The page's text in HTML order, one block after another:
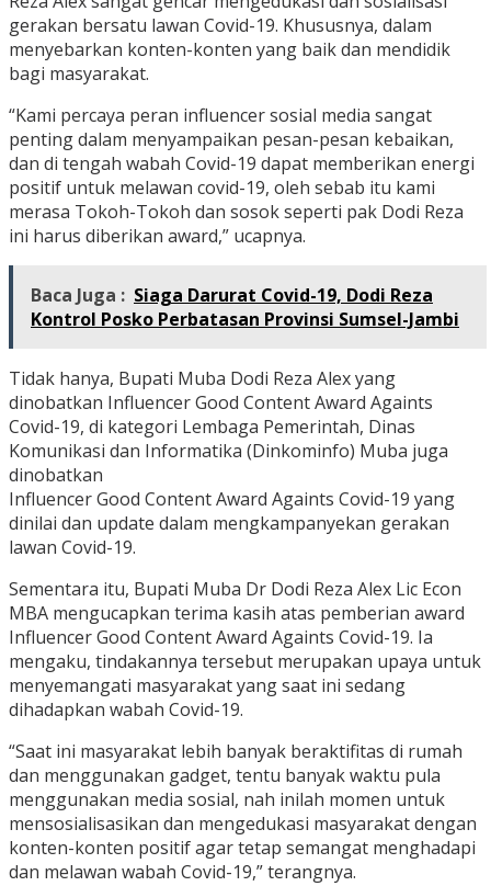
gerakan bersatu lawan Covid-19. Khususnya, dalam
menyebarkan konten-konten yang baik dan mendidik
bagi masyarakat.
“Kami percaya peran influencer sosial media sangat
penting dalam menyampaikan pesan-pesan kebaikan,
dan di tengah wabah Covid-19 dapat memberikan energi
positif untuk melawan covid-19, oleh sebab itu kami
merasa Tokoh-Tokoh dan sosok seperti pak Dodi Reza
ini harus diberikan award,” ucapnya.
Baca Juga : Siaga Darurat Covid-19, Dodi Reza
Kontrol Posko Perbatasan Provinsi Sumsel-Jambi
Tidak hanya, Bupati Muba Dodi Reza Alex yang
dinobatkan Influencer Good Content Award Againts
Covid-19, di kategori Lembaga Pemerintah, Dinas
Komunikasi dan Informatika (Dinkominfo) Muba juga
dinobatkan
Influencer Good Content Award Againts Covid-19 yang
dinilai dan update dalam mengkampanyekan gerakan
lawan Covid-19.
Sementara itu, Bupati Muba Dr Dodi Reza Alex Lic Econ
MBA mengucapkan terima kasih atas pemberian award
Influencer Good Content Award Againts Covid-19. Ia
mengaku, tindakannya tersebut merupakan upaya untuk
menyemangati masyarakat yang saat ini sedang
dihadapkan wabah Covid-19.
“Saat ini masyarakat lebih banyak beraktifitas di rumah
dan menggunakan gadget, tentu banyak waktu pula
menggunakan media sosial, nah inilah momen untuk
mensosialisasikan dan mengedukasi masyarakat dengan
konten-konten positif agar tetap semangat menghadapi
dan melawan wabah Covid-19,” terangnya.